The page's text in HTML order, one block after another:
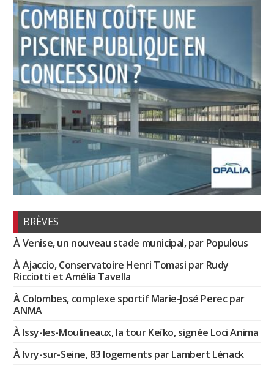
BRÈVES
À Venise, un nouveau stade municipal, par Populous
À Ajaccio, Conservatoire Henri Tomasi par Rudy
Ricciotti et Amélia Tavella
À Colombes, complexe sportif Marie-José Perec par
ANMA
À Issy-les-Moulineaux, la tour Keïko, signée Loci Anima
À Ivry-sur-Seine, 83 logements par Lambert Lénack